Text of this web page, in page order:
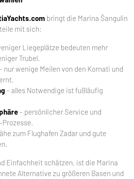
bringt die Marina Šangulin
mit sich:
Liegeplätze bedeuten mehr
Trubel.
nur wenige Meilen von den Kornati und
– alles Notwendige ist fußläufig
– persönlicher Service und
zum Flughafen Zadar und gute
Einfachheit schätzen, ist die Marina
Alternative zu größeren Basen und